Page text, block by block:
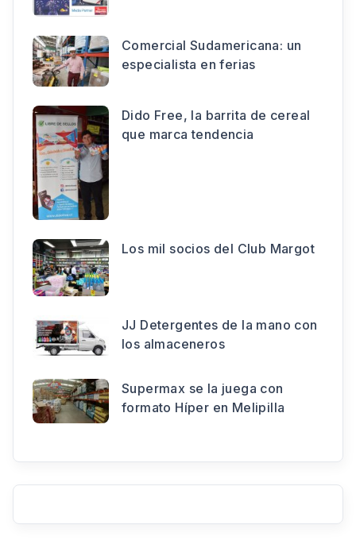
Comercial Sudamericana: un
especialista en ferias
Dido Free, la barrita de cereal
que marca tendencia
Los mil socios del Club Margot
JJ Detergentes de la mano con
los almaceneros
Supermax se la juega con
formato Híper en Melipilla